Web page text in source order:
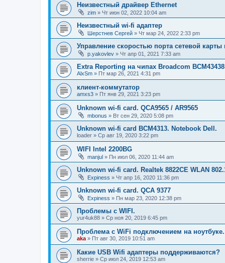
Неизвестный драйвер Ethernet
zim » Чт июн 02, 2022 10:04 am
Неизвестный wi-fi адаптер
Шерстнев Сергей » Чт мар 24, 2022 2:33 pm
Управление скоростью порта сетевой карты
p.yakovlev » Чт апр 01, 2021 7:33 am
Extra Reporting на чипах Broadcom BCM43438
AlxSm » Пт мар 26, 2021 4:31 pm
клиент-коммутатор
amxs3 » Пт янв 29, 2021 3:23 pm
Unknown wi-fi card. QCA9565 / AR9565
mbonus » Вт сен 29, 2020 5:08 pm
Unknown wi-fi card BCM4313. Notebook Dell.
loader » Ср авг 19, 2020 3:22 pm
WIFI Intel 2200BG
manjul » Пн июл 06, 2020 11:44 am
Unknown wi-fi card. Realtek 8822CE WLAN
Expiness » Чт апр 16, 2020 11:36 pm
Unknown wi-fi card. QCA 9377
Expiness » Пн мар 23, 2020 12:38 pm
Проблемы с WIFI.
yur4uk88 » Ср ноя 20, 2019 6:45 pm
Проблема с WiFi подключением на ноутбуке.
aka » Пт авг 30, 2019 10:51 am
Какие USB Wifi адаптеры поддерживаются?
sherrie » Ср июл 24, 2019 12:53 am